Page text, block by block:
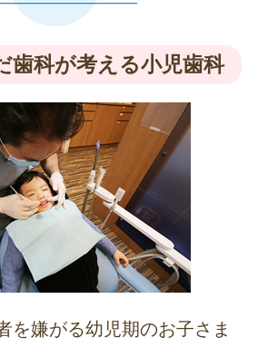
歯科が考える小児歯科
を嫌がる幼児期のお子さま